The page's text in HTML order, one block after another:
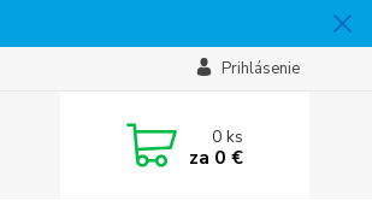
Prihlásenie
0ks
za 0 €